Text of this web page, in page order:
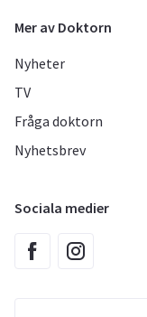
Mer av Doktorn
Nyheter
TV
Fråga doktorn
Nyhetsbrev
Sociala medier